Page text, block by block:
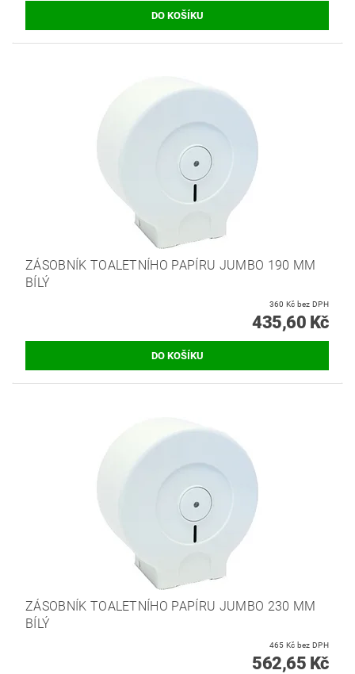
ZÁSOBNÍK TOALETNÍHO PAPÍRU JUMBO 190 MM
BÍLÝ
360 Kč bez DPH
435,60 Kč
ZÁSOBNÍK TOALETNÍHO PAPÍRU JUMBO 230 MM
BÍLÝ
465 Kč bez DPH
562,65 Kč